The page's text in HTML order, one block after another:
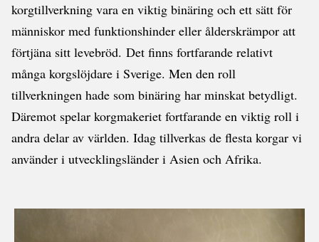
korgtillverkning vara en viktig binäring och ett sätt för
människor med funktionshinder eller ålderskrämpor att
förtjäna sitt levebröd. Det finns fortfarande relativt
många korgslöjdare i Sverige. Men den roll
tillverkningen hade som binäring har minskat betydligt.
Däremot spelar korgmakeriet fortfarande en viktig roll i
andra delar av världen. Idag tillverkas de flesta korgar vi
använder i utvecklingsländer i Asien och Afrika.